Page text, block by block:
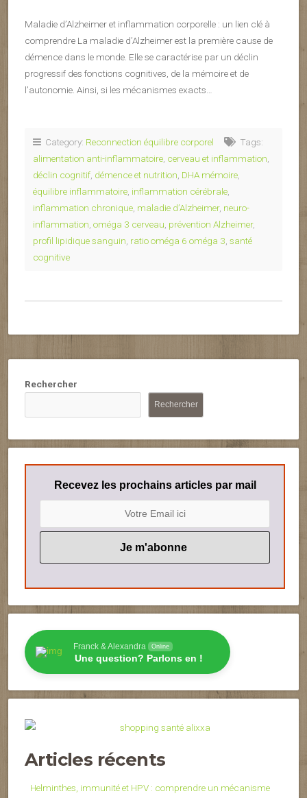
Maladie d’Alzheimer et inflammation corporelle : un lien clé à
comprendre La maladie d’Alzheimer est la première cause de
démence dans le monde. Elle se caractérise par un déclin
progressif des fonctions cognitives, de la mémoire et de
l’autonomie. Ainsi, si les mécanismes exacts…
Category: Reconnection équilibre corporel
Tags:
alimentation anti-inflammatoire cerveau et inflammation
déclin cognitif démence et nutrition DHA mémoire
équilibre inflammatoire inflammation cérébrale
inflammation chronique maladie d’Alzheimer, neuro-
inflammation oméga 3 cerveau prévention Alzheimer,
profil lipidique sanguin ratio oméga 6 oméga 3 santé
cognitive
Rechercher
Rechercher
Recevez les prochains articles par mail
Franck & Alexandra Online
Une question? Parlons en !
Articles récents
Helminthes, immunité et HPV : comprendre un mécanisme